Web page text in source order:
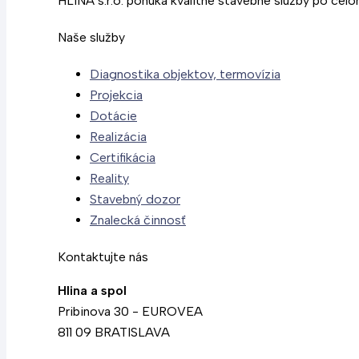
Naše služby
Diagnostika objektov, termovízia
Projekcia
Dotácie
Realizácia
Certifikácia
Reality
Stavebný dozor
Znalecká činnosť
Kontaktujte nás
Hlina a spol
Pribinova 30 - EUROVEA
811 09 BRATISLAVA